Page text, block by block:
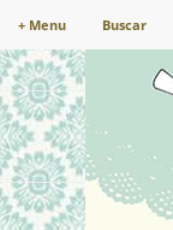
+ Menu Buscar